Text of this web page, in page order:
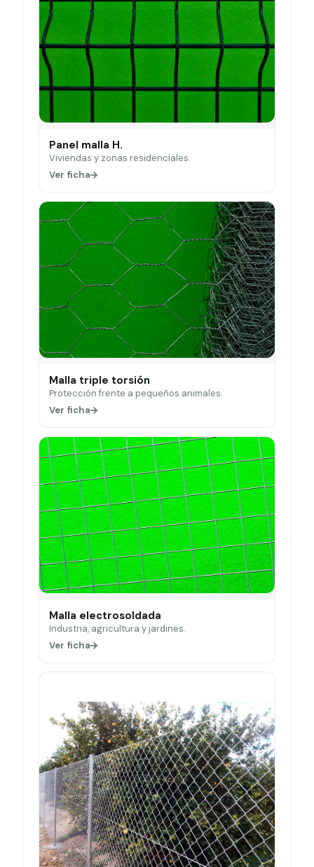
Panel malla H.
Viviendas y zonas residenciales.
Ver ficha
Malla triple torsión
Protección frente a pequeños animales.
Ver ficha
Malla electrosoldada
Industria, agricultura y jardines.
Ver ficha